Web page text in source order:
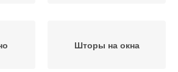
Шторы на окна